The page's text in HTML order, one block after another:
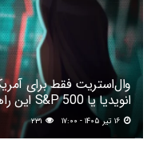
وال‌استریت فقط برای
انویدیا یا S&P 500 این راهنما را بخوانید
۲۳۱